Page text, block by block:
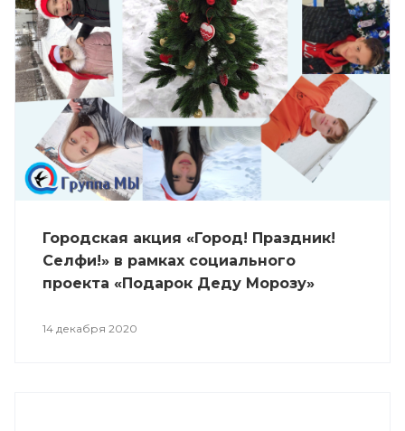
Городская акция «Город! Праздник!
Селфи!» в рамках социального
проекта «Подарок Деду Морозу»
14 декабря 2020